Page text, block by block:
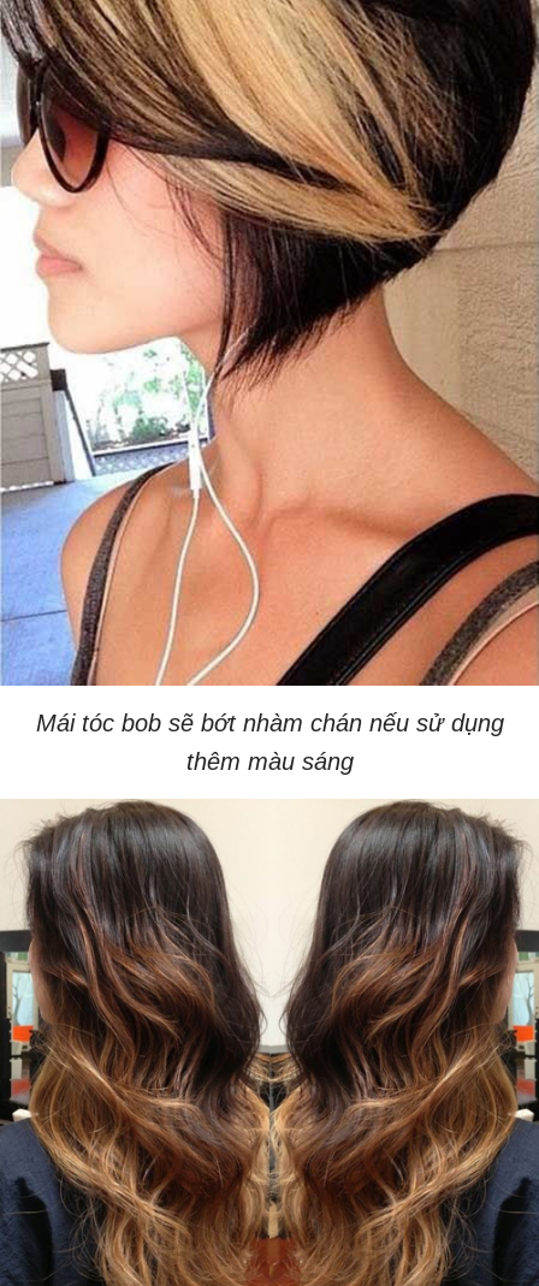
Mái tóc bob sẽ bớt nhàm chán nếu sử dụng
thêm màu sáng